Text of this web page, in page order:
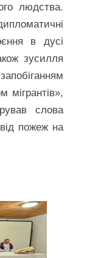
людства.
в дусі
зусилля
мігрантів»,
слова
пожеж на